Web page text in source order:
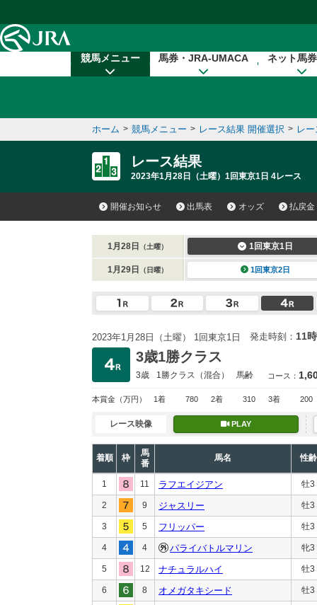
競馬メニュー 馬券・JRA-UMACA ネット馬
ホーム > 競馬メニュー > レース結果 開催選択 > レ
レース結果
2023年1月28日（土曜）1回東京1日 4レース
開催お知らせ 出馬表 オッズ 払戻金
1月28日 （土曜） 1回東京1日
1月29日 （日曜） 1回東京2日
2023年1月28日（土曜） 1回東京1日 発走時刻： 11
3歳1勝クラス
3歳 1勝クラス （混合） 馬齢 コース：
本賞金 （万円） 1着 780 2着 310 3着 200
レース映像 PLAY
着順 枠
馬
番
馬名 性齢
1 11 ラフエイジアン 牡3
2 9 ジャスリー 牡3
3 5 フリッパー 牡3
4 4 パライバトルマリン 牝3
5 12 ナチュラルハイ 牡3
6 8 オメガタキシード 牡3